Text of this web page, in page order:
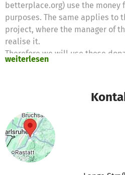
betterplace.org) use the
purposes. The same applies to
project, where the manager of
realise it.
Therefore we will use these
cannot-be-spent-for-the-
Thanks for your support,
the betterplace.org-team
weiterlesen